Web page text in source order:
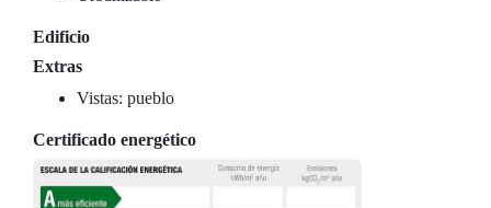
Edificio
Extras
Vistas: pueblo
Certificado energético